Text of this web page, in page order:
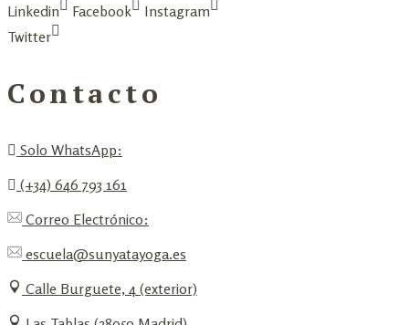
Linkedin
Facebook
Instagram
Twitter
Contacto
Solo WhatsApp:
(+34) 646 793 161
Correo Electrónico:
escuela@sunyatayoga.es
Calle Burguete, 4 (exterior)